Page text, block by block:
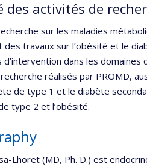
des activités de
sur les maladies
des travaux sur l’obésité et le
dans les domaines
réalisés par PROMD,
de type 1 et le diabète
type 2 et l’obésité.
Lhoret (MD, Ph. D.) est